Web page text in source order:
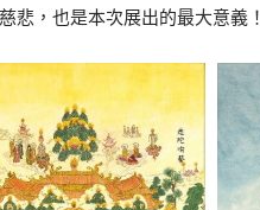
悲，也是本次展出的最大意義！